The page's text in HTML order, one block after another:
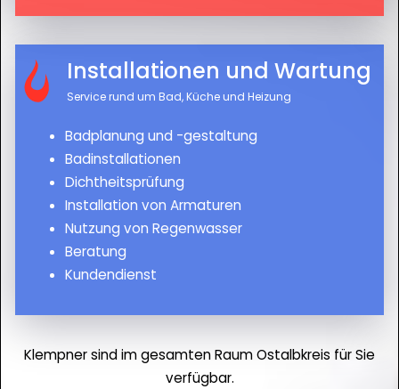
Installationen und Wartung
Service rund um Bad, Küche und Heizung
Badplanung und -gestaltung
Badinstallationen
Dichtheitsprüfung
Installation von Armaturen
Nutzung von Regenwasser
Beratung
Kundendienst
Klempner sind im gesamten Raum Ostalbkreis für Sie
verfügbar.